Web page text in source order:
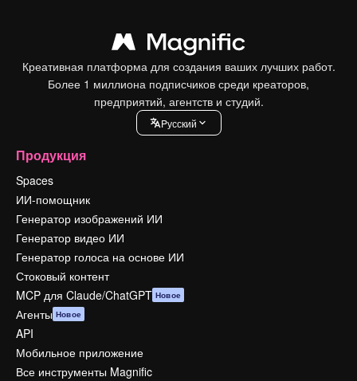
Креативная платформа для создания ваших лучших работ.
Более 1 миллиона подписчиков среди креаторов,
предприятий, агентств и студий.
Pусский
Продукция
Spaces
ИИ-помощник
Генератор изображений ИИ
Генератор видео ИИ
Генератор голоса на основе ИИ
Стоковый контент
MCP для Claude/ChatGPT Новое
Агенты Новое
API
Мобильное приложение
Все инструменты Magnific